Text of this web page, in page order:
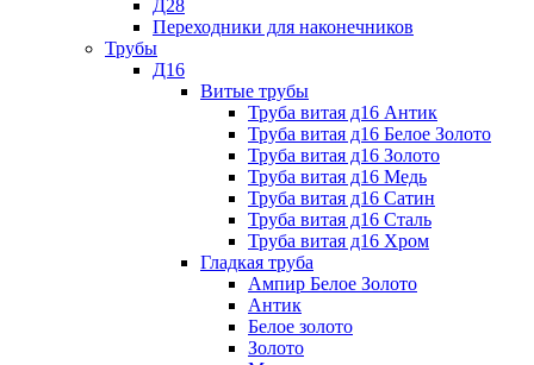
Д28
Переходники для наконечников
Трубы
Д16
Витые трубы
Труба витая д16 Антик
Труба витая д16 Белое Золото
Труба витая д16 Золото
Труба витая д16 Медь
Труба витая д16 Сатин
Труба витая д16 Сталь
Труба витая д16 Хром
Гладкая труба
Ампир Белое Золото
Антик
Белое золото
Золото